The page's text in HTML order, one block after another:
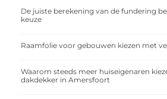
De juiste berekening van de fundering
keuze
Raamfolie voor gebouwen kiezen met
Waarom steeds meer huiseigenaren
dakdekker in Amersfoort